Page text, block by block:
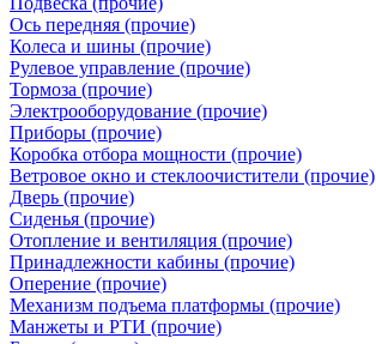
Ось передняя (прочие)
Колеса и шины (прочие)
Рулевое управление (прочие)
Тормоза (прочие)
Электрооборудование (прочие)
Приборы (прочие)
Коробка отбора мощности (прочие)
Ветровое окно и стеклоочистители (прочие)
Дверь (прочие)
Сиденья (прочие)
Отопление и вентиляция (прочие)
Принадлежности кабины (прочие)
Оперение (прочие)
Механизм подъема платформы (прочие)
Манжеты и РТИ (прочие)